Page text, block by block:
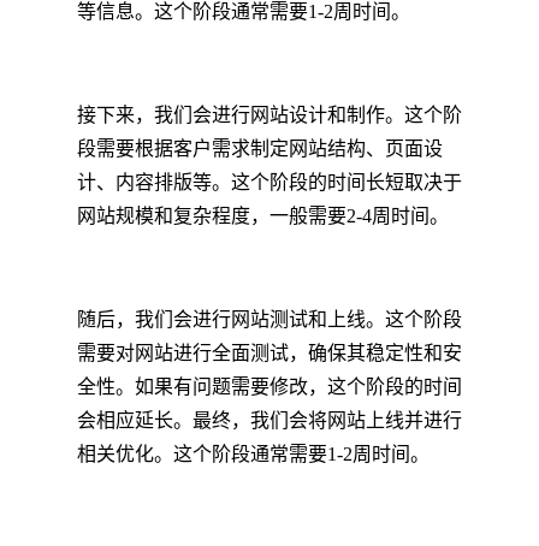
等信息。这个阶段通常需要1-2周时间。
接下来，我们会进行网站设计和制作。这个阶
段需要根据客户需求制定网站结构、页面设
计、内容排版等。这个阶段的时间长短取决于
网站规模和复杂程度，一般需要2-4周时间。
随后，我们会进行网站测试和上线。这个阶段
需要对网站进行全面测试，确保其稳定性和安
全性。如果有问题需要修改，这个阶段的时间
会相应延长。最终，我们会将网站上线并进行
相关优化。这个阶段通常需要1-2周时间。